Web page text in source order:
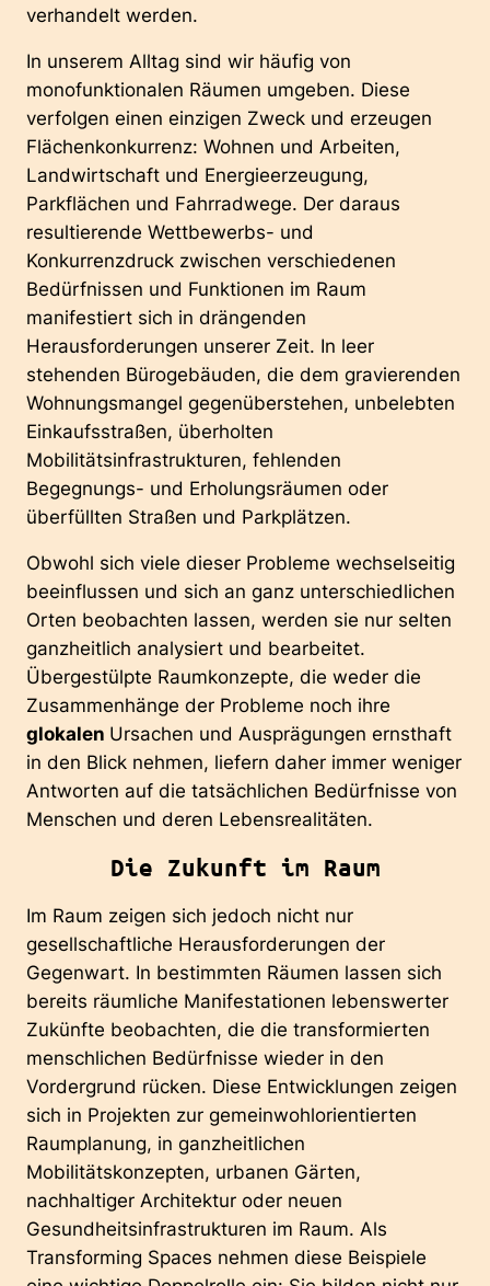
verhandelt werden.
In unserem Alltag sind wir häufig von
monofunktionalen Räumen umgeben. Diese
verfolgen einen einzigen Zweck und erzeugen
Flächenkonkurrenz: Wohnen und Arbeiten,
Landwirtschaft und Energieerzeugung,
Parkflächen und Fahrradwege. Der daraus
resultierende Wettbewerbs- und
Konkurrenzdruck zwischen verschiedenen
Bedürfnissen und Funktionen im Raum
manifestiert sich in drängenden
Herausforderungen unserer Zeit. In leer
stehenden Bürogebäuden, die dem gravierenden
Wohnungsmangel gegenüberstehen, unbelebten
Einkaufsstraßen, überholten
Mobilitätsinfrastrukturen, fehlenden
Begegnungs- und Erholungsräumen oder
überfüllten Straßen und Parkplätzen.
Obwohl sich viele dieser Probleme wechselseitig
beeinflussen und sich an ganz unterschiedlichen
Orten beobachten lassen, werden sie nur selten
ganzheitlich analysiert und bearbeitet.
Übergestülpte Raumkonzepte, die weder die
Zusammenhänge der Probleme noch ihre
glokalen Ursachen und Ausprägungen ernsthaft
in den Blick nehmen, liefern daher immer weniger
Antworten auf die tatsächlichen Bedürfnisse von
Menschen und deren Lebensrealitäten.
Die Zukunft im Raum
Im Raum zeigen sich jedoch nicht nur
gesellschaftliche Herausforderungen der
Gegenwart. In bestimmten Räumen lassen sich
bereits räumliche Manifestationen lebenswerter
Zukünfte beobachten, die die transformierten
menschlichen Bedürfnisse wieder in den
Vordergrund rücken. Diese Entwicklungen zeigen
sich in Projekten zur gemeinwohlorientierten
Raumplanung, in ganzheitlichen
Mobilitätskonzepten, urbanen Gärten,
nachhaltiger Architektur oder neuen
Gesundheitsinfrastrukturen im Raum. Als
Transforming Spaces nehmen diese Beispiele